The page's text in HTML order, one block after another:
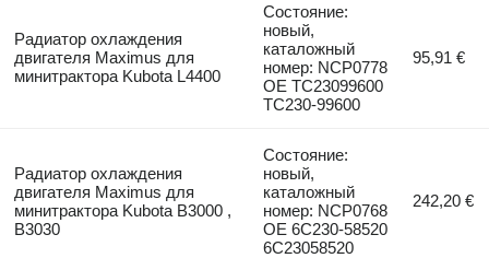
Радиатор охлаждения
двигателя Maximus для
минитрактора Kubota L4400
Состояние:
новый,
каталожный
номер: NCP0778
OE TC23099600
TC230-99600
95,91 €
Радиатор охлаждения
двигателя Maximus для
минитрактора Kubota B3000 ,
B3030
Состояние:
новый,
каталожный
номер: NCP0768
OE 6C230-58520
6C23058520
242,20 €